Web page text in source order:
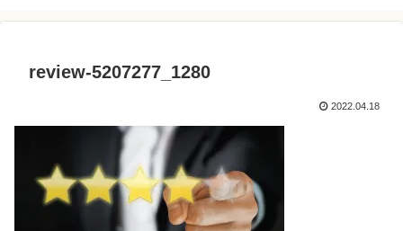
review-5207277_1280
2022.04.18